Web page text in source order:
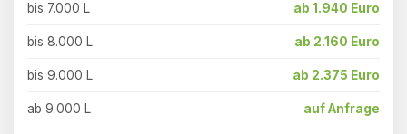
bis 7.000 L ab 1.940 Euro
bis 8.000 L ab 2.160 Euro
bis 9.000 L ab 2.375 Euro
ab 9.000 L auf Anfrage